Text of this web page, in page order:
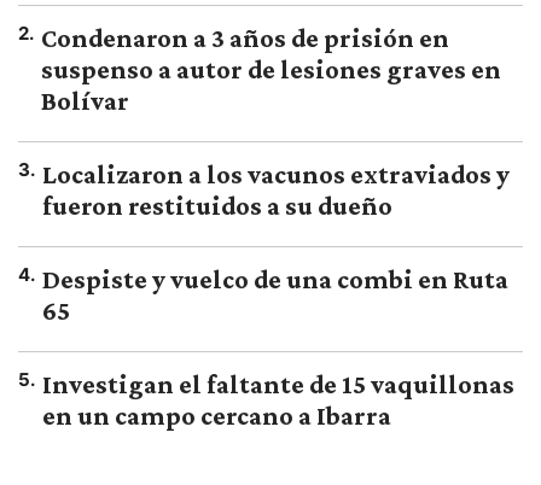
2. Condenaron a 3 años de prisión en
suspenso a autor de lesiones graves en
Bolívar
3. Localizaron a los vacunos extraviados y
fueron restituidos a su dueño
4. Despiste y vuelco de una combi en Ruta
65
5. Investigan el faltante de 15 vaquillonas
en un campo cercano a Ibarra